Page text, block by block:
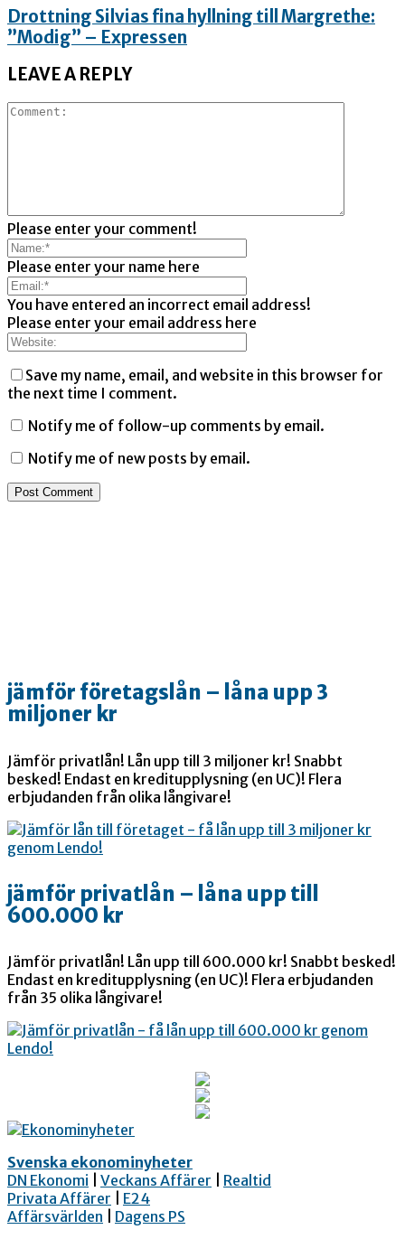
Drottning Silvias fina hyllning till Margrethe:
”Modig” – Expressen
LEAVE A REPLY
Please enter your comment!
Please enter your name here
You have entered an incorrect email address!
Please enter your email address here
Save my name, email, and website in this browser for
the next time I comment.
Notify me of follow-up comments by email.
Notify me of new posts by email.
jämför företagslån – låna upp 3
miljoner kr
Jämför privatlån! Lån upp till 3 miljoner kr! Snabbt
besked! Endast en kreditupplysning (en UC)! Flera
erbjudanden från olika långivare!
jämför privatlån – låna upp till
600.000 kr
Jämför privatlån! Lån upp till 600.000 kr! Snabbt besked!
Endast en kreditupplysning (en UC)! Flera erbjudanden
från 35 olika långivare!
Svenska ekonominyheter
DN Ekonomi
Veckans Affärer
Realtid
Privata Affärer
E24
Affärsvärlden
Dagens PS